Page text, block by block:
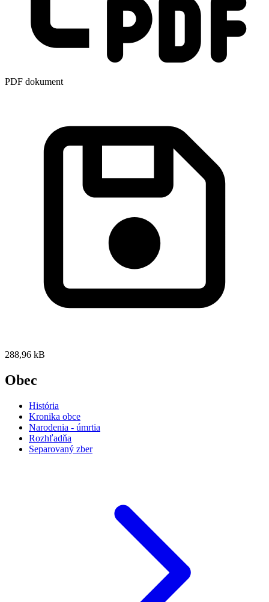
PDF dokument
288,96 kB
Obec
História
Kronika obce
Narodenia - úmrtia
Rozhľadňa
Separovaný zber